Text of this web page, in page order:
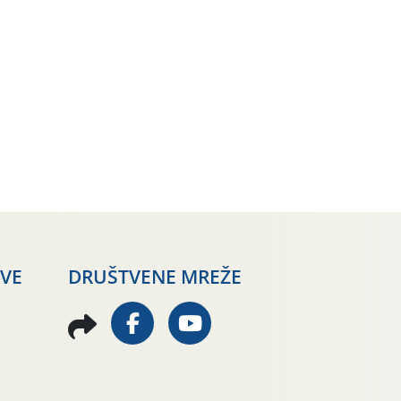
DRUŠTVENE MREŽE